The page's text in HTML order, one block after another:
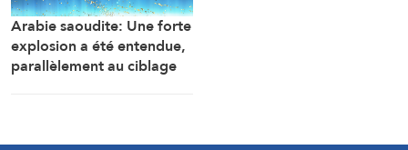
Arabie saoudite: Une forte
explosion a été entendue,
parallèlement au ciblage